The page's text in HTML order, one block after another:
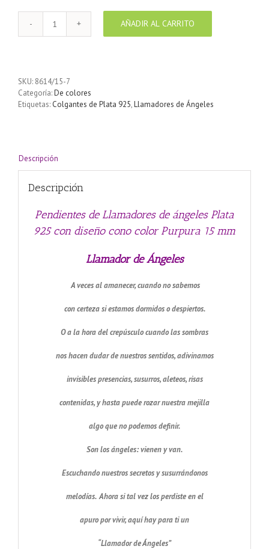
Pendientes
de
Plata
925
con
cantidad
AÑADIR AL CARRITO
SKU: 8614/15-7
Categoría:De colores
Etiquetas: Colgantes de Plata 925,Llamadores de Ángeles
Descripción
Descripción
Pendientes de Llamadores de ángeles Plata
925 con diseño cono color Purpura 15 mm
Llamador de Ángeles
A veces al amanecer, cuando no sabemos
con certeza si estamos dormidos o despiertos.
O a la hora del crepúsculo cuando las sombras
nos hacen dudar de nuestros sentidos, adivinamos
invisibles presencias, susurros, aleteos, risas
contenidas, y hasta puede rozar nuestra mejilla
algo que no podemos definir.
Son los ángeles: vienen y van.
Escuchando nuestros secretos y susurrándonos
melodías. Ahora si tal vez los perdiste en el
apuro por vivir, aquí hay para ti un
“Llamador de Ángeles”